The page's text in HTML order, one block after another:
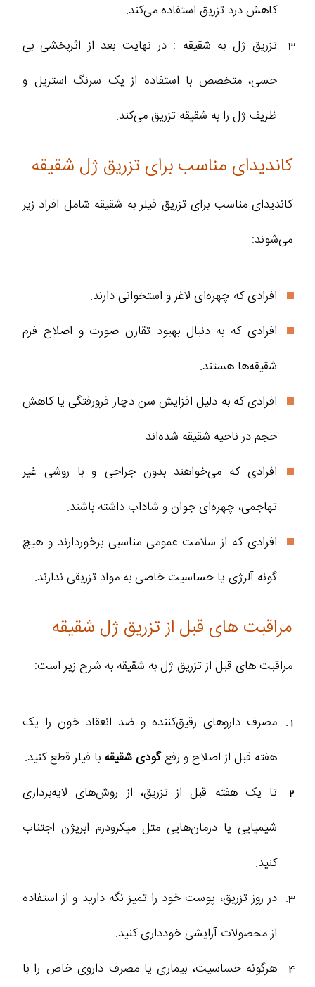
کاهش درد تزریق استفاده می‌کند.
تزریق ژل به شقیقه : در نهایت بعد از اثربخشی بی
حسی، متخصص با استفاده از یک سرنگ استریل و
ظریف ژل را به شقیقه تزریق می‌کند.
کاندیدای مناسب برای تزریق ژل شقیقه
کاندیدای مناسب برای تزریق فیلر به شقیقه شامل افراد زیر
می‌شوند:
افرادی که چهره‌ای لاغر و استخوانی دارند.
افرادی که به دنبال بهبود تقارن صورت و اصلاح فرم
شقیقه‌ها هستند.
افرادی که به دلیل افزایش سن دچار فرورفتگی یا کاهش
حجم در ناحیه شقیقه شده‌اند.
افرادی که می‌خواهند بدون جراحی و با روشی غیر
تهاجمی، چهره‌ای جوان‌ و شاداب‌ داشته باشند.
افرادی که از سلامت عمومی مناسبی برخوردارند و هیچ
گونه آلرژی یا حساسیت خاصی به مواد تزریقی ندارند.
مراقبت های قبل از تزریق ژل شقیقه
مراقبت های قبل از تزریق ژل به شقیقه به شرح زیر است:
مصرف داروهای رقیق‌کننده و ضد انعقاد خون را یک
هفته قبل از اصلاح و رفعگودی شقیقه با فیلر قطع کنید.
تا یک هفته قبل از تزریق، از روش‌های لایه‌برداری
شیمیایی یا درمان‌هایی مثل میکرودرم ابریژن اجتناب
کنید.
در روز تزریق، پوست خود را تمیز نگه دارید و از استفاده
از محصولات آرایشی خودداری کنید.
هرگونه حساسیت، بیماری یا مصرف داروی خاص را با